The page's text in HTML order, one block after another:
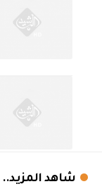
شاهد المزيد..